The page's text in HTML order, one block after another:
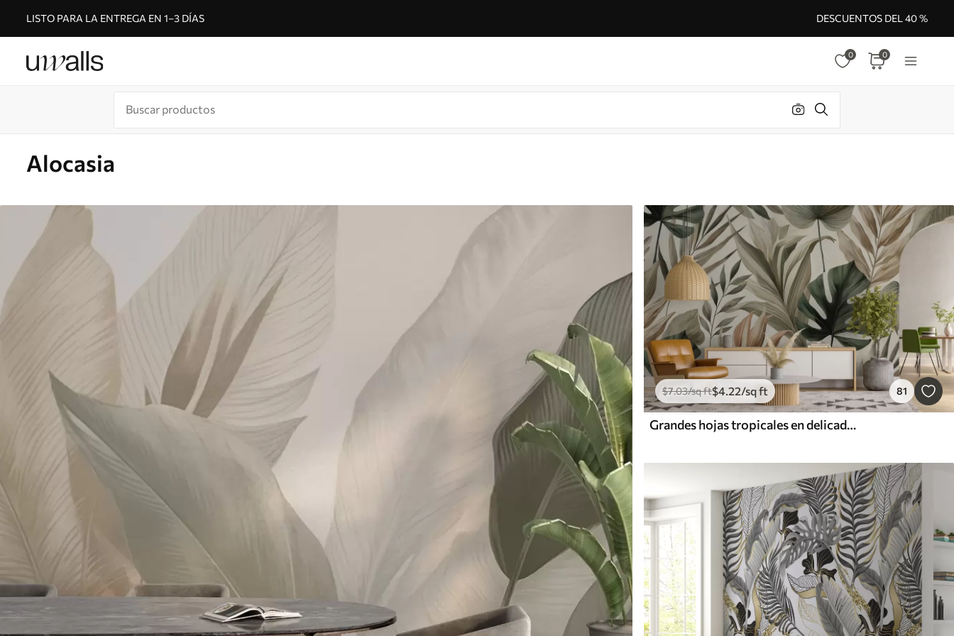
LISTO PARA LA ENTREGA EN 1–3 DÍAS DESCUENTOS DEL 40 %
0 0
Alocasia
$7.03/sq ft$4.22/sq ft 81
Grandes hojas tropicales en delicados y sobrios tonos pastel